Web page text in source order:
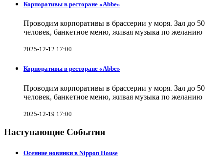
Корпоративы в ресторане «Abbe»
Проводим корпоративы в брассерии у моря. Зал до 50
человек, банкетное меню, живая музыка по желанию
2025-12-12 17:00
Корпоративы в ресторане «Abbe»
Проводим корпоративы в брассерии у моря. Зал до 50
человек, банкетное меню, живая музыка по желанию
2025-12-19 17:00
Наступающие События
Осенние новинки в Nippon House